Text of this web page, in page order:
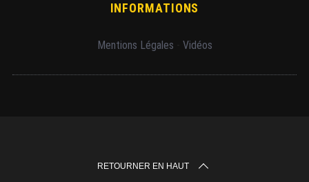
INFORMATIONS
Mentions Légales Vidéos
RETOURNER EN HAUT